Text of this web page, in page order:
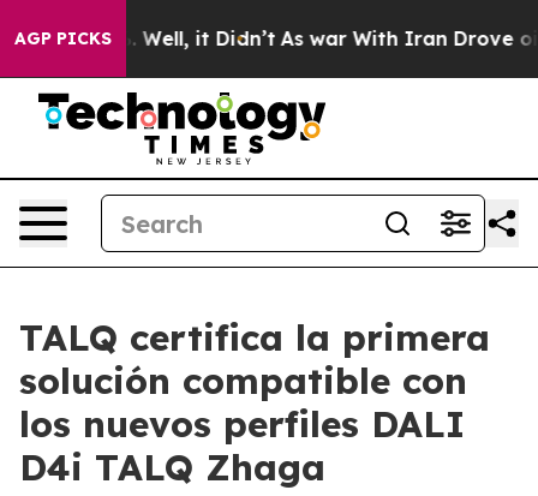
AGP PICKS
40%. Well, it Didn’t As war With Iran Drove oil
TALQ certifica la primera
solución compatible con
los nuevos perfiles DALI
D4i TALQ Zhaga